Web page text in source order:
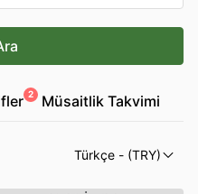
2 Müsaitlik Takvimi
Türkçe - (TRY)